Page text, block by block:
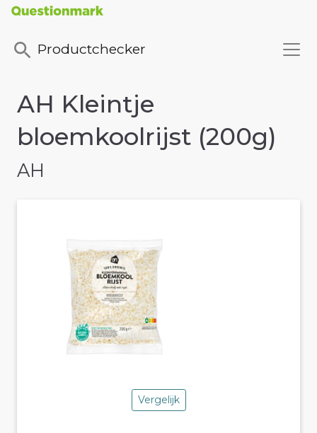
Productchecker
AH Kleintje
bloemkoolrijst (200g)
AH
Vergelijk